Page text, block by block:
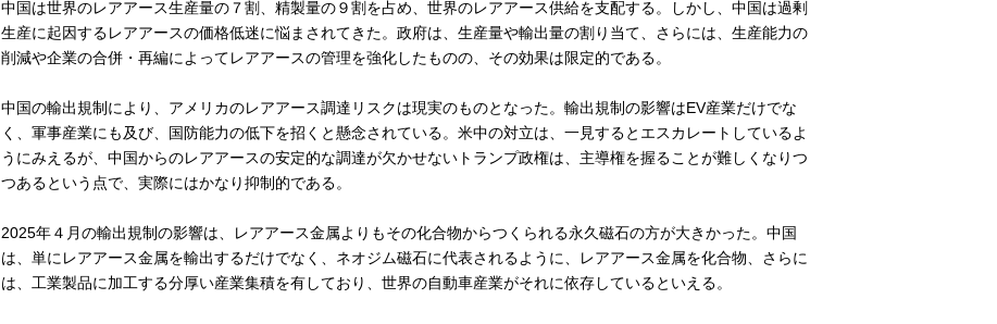
中国は世界のレアアース生産量の７割、精製量の９割を占め、世界のレアアース供給を支配する。しかし、中国は過剰
生産に起因するレアアースの価格低迷に悩まされてきた。政府は、生産量や輸出量の割り当て、さらには、生産能力の
削減や企業の合併・再編によってレアアースの管理を強化したものの、その効果は限定的である。
中国の輸出規制により、アメリカのレアアース調達リスクは現実のものとなった。輸出規制の影響はEV産業だけでな
く、軍事産業にも及び、国防能力の低下を招くと懸念されている。米中の対立は、一見するとエスカレートしているよ
うにみえるが、中国からのレアアースの安定的な調達が欠かせないトランプ政権は、主導権を握ることが難しくなりつ
つあるという点で、実際にはかなり抑制的である。
2025年４月の輸出規制の影響は、レアアース金属よりもその化合物からつくられる永久磁石の方が大きかった。中国
は、単にレアアース金属を輸出するだけでなく、ネオジム磁石に代表されるように、レアアース金属を化合物、さらに
は、工業製品に加工する分厚い産業集積を有しており、世界の自動車産業がそれに依存しているといえる。